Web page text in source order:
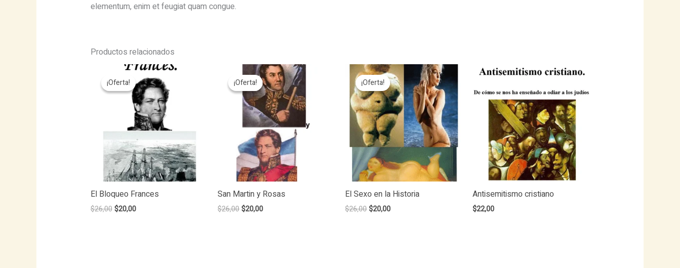
elementum, enim et feugiat quam congue.
Productos relacionados
¡Oferta!
¡Oferta!
El Bloqueo Frances
$26,00 Original
$20,00Current
¡Oferta!
¡Oferta!
San Martin y Rosas
$26,00Original
$20,00Current
¡Oferta!
¡Oferta!
El Sexo en la Historia
$26,00Original
$20,00Current
Antisemitismo cristiano
$22,00